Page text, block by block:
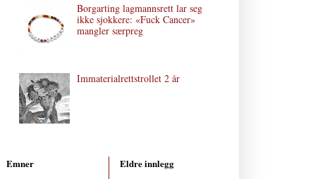
Borgarting lagmannsrett lar seg
ikke sjokkere: «Fuck Cancer»
mangler særpreg
Immaterialrettstrollet 2 år
Emner
Eldre innlegg